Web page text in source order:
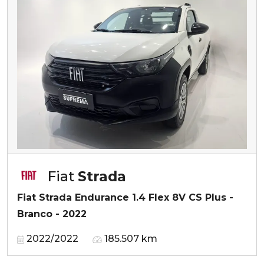
Fiat Strada
Fiat Strada Endurance 1.4 Flex 8V CS Plus -
Branco - 2022
2022/2022 185.507 km